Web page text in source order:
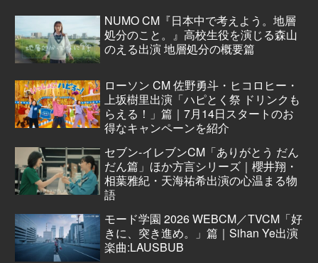
NUMO CM『日本中で考えよう。地層
処分のこと。』高校生役を演じる森山
のえる出演 地層処分の概要篇
ローソン CM 佐野勇斗・ヒコロヒー・
上坂樹里出演「ハピとく祭 ドリンクも
らえる！」篇｜7月14日スタートのお
得なキャンペーンを紹介
セブン‐イレブンCM「ありがとう だん
だん篇」ほか方言シリーズ｜櫻井翔・
相葉雅紀・天海祐希出演の心温まる物
語
モード学園 2026 WEBCM／TVCM「好
きに、突き進め。」篇｜Sihan Ye出演
楽曲:LAUSBUB